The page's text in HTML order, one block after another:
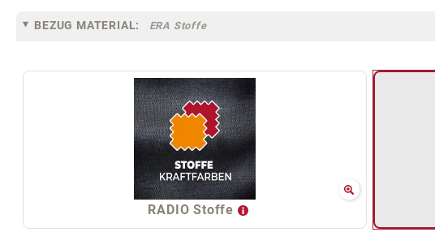
BEZUG MATERIAL: ERA Stoffe
RADIO Stoffe